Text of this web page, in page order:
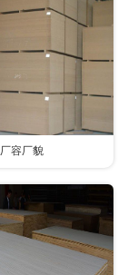
厂容厂貌